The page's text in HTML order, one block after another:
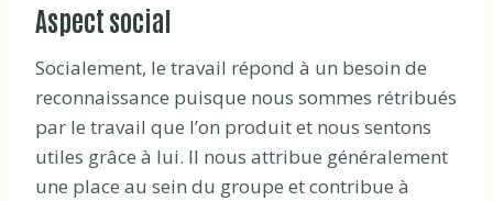
Aspect social
Socialement, le travail répond à un besoin de
reconnaissance puisque nous sommes rétribués
par le travail que l’on produit et nous sentons
utiles grâce à lui. Il nous attribue généralement
une place au sein du groupe et contribue à